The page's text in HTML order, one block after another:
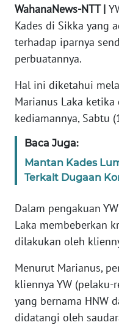
WahanaNews-NTT |
Kades di Sikka yang
terhadap iparnya
perbuatannya.
Hal ini diketahui
Marianus Laka
kediamannya, Sabtu
Baca Juga:
Mantan Kades
Terkait Dugaan
Dalam pengakuan
Laka membeberkan
dilakukan oleh
Menurut Marianus,
kliennya YW
yang bernama HNW
didatangi oleh
PEDOMAN
MEDIA
SIBER
REDAKSI
DISCLAIMER
Wahana
Regional
WN
SUMUT
JAKARTA
WN
JABAR